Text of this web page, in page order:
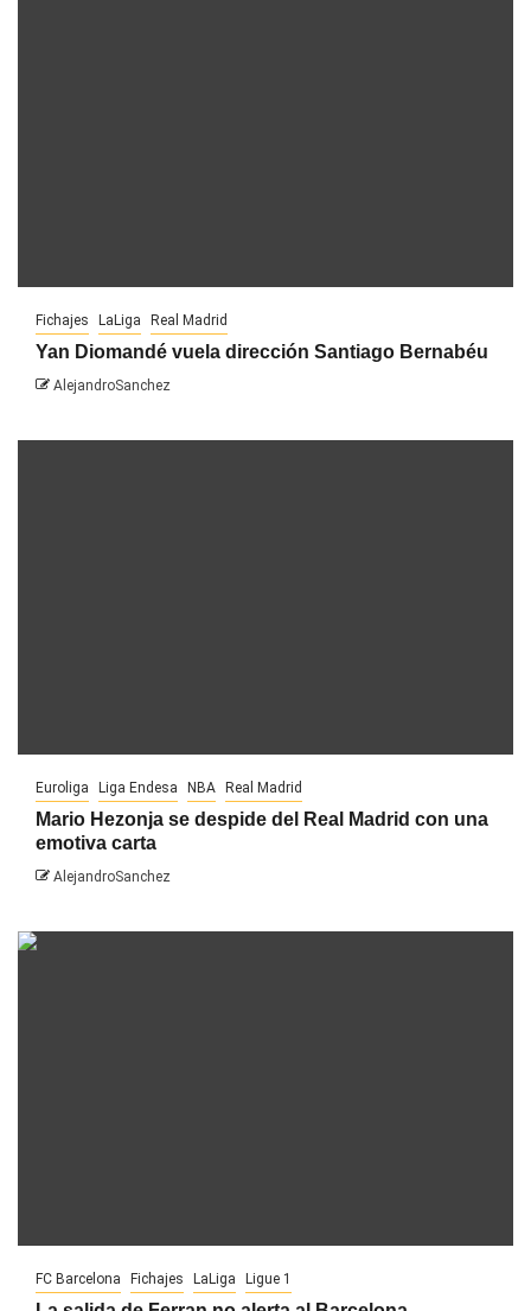
Fichajes LaLiga Real Madrid
Yan Diomandé vuela dirección Santiago Bernabéu
AlejandroSanchez
Euroliga Liga Endesa NBA Real Madrid
Mario Hezonja se despide del Real Madrid con una
emotiva carta
AlejandroSanchez
FC Barcelona Fichajes LaLiga Ligue 1